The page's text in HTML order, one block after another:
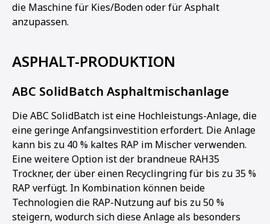
die Maschine für Kies/Boden oder für Asphalt
anzupassen.
ASPHALT-PRODUKTION
ABC SolidBatch Asphaltmischanlage
Die ABC SolidBatch ist eine Hochleistungs-Anlage, die
eine geringe Anfangsinvestition erfordert. Die Anlage
kann bis zu 40 % kaltes RAP im Mischer verwenden.
Eine weitere Option ist der brandneue RAH35
Trockner, der über einen Recyclingring für bis zu 35 %
RAP verfügt. In Kombination können beide
Technologien die RAP-Nutzung auf bis zu 50 %
steigern, wodurch sich diese Anlage als besonders